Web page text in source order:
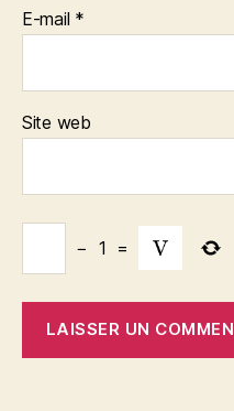
E-mail *
Site web
− 1 =